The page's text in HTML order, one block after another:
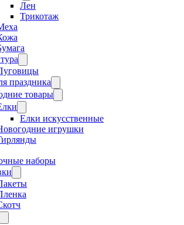
Лен
Трикотаж
праздника
товары
Елки искусственные
игрушки
наборы